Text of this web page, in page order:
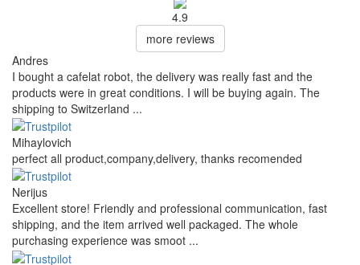
4.9
more reviews
Andres
I bought a cafelat robot, the delivery was really fast and the
products were in great conditions. I will be buying again. The
shipping to Switzerland ...
Mihaylovich
perfect all product,company,delivery, thanks recomended
Nerijus
Excellent store! Friendly and professional communication, fast
shipping, and the item arrived well packaged. The whole
purchasing experience was smoot ...